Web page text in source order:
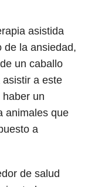
asistida
de la ansiedad,
un caballo
a este
un
animales que
a
de salud